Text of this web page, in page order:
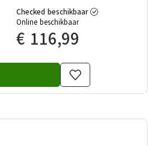
Checked beschikbaar
Online beschikbaar
€ 116,99